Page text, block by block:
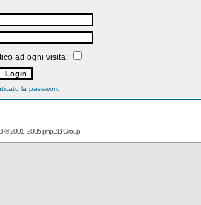
ad ogni visita:
la password
© 2001, 2005 phpBB Group